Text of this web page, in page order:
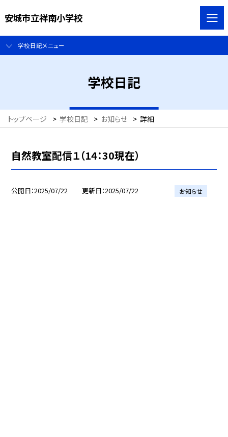
安城市立祥南小学校
学校日記メニュー
学校日記
トップページ > 学校日記 > お知らせ > 詳細
自然教室配信１（14：30現在）
公開日 2025/07/22 更新日 2025/07/22 お知らせ